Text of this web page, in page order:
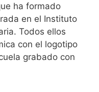
ha formado
en el Instituto
Todos ellos
con el logotipo
grabado con